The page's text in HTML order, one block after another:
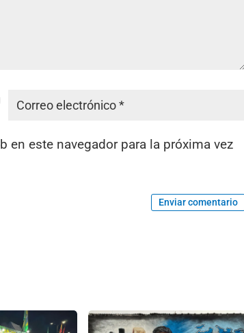
en este navegador para la próxima vez
Enviar comentario